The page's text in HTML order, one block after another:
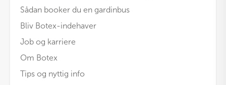
Sådan booker du en gardinbus
Bliv Botex-indehaver
Job og karriere
Om Botex
Tips og nyttig info